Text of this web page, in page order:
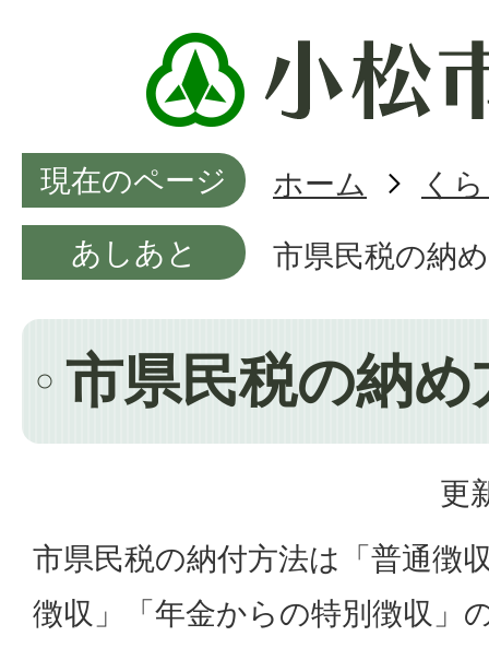
現在のページ ホーム
く
あしあと
市県民税の納
市県民税の納め
更
市県民税の納付方法は「普通徴
徴収」「年金からの特別徴収」